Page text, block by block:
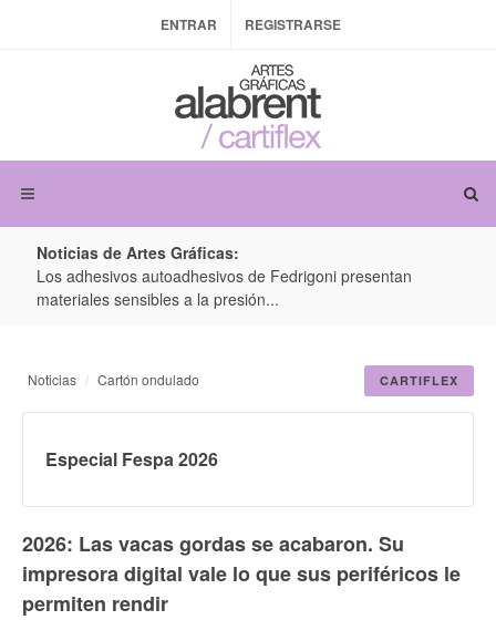
ENTRAR REGISTRARSE
Noticias de Artes Gráficas:
Los adhesivos autoadhesivos de Fedrigoni presentan
materiales sensibles a la presión...
CARTIFLEX
Noticias Cartón ondulado
Especial Fespa 2026
2026: Las vacas gordas se acabaron. Su
impresora digital vale lo que sus periféricos le
permiten rendir